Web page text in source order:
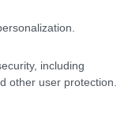
including
other user protection.